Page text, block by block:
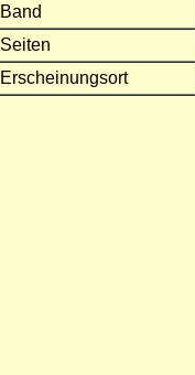
Band
Seiten
Erscheinungsort